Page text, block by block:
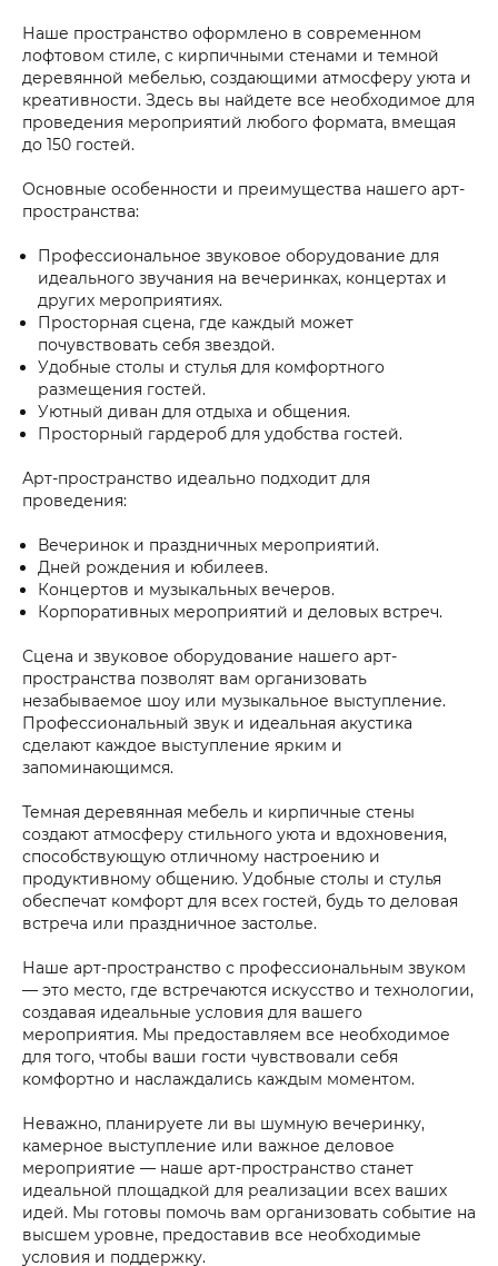
Наше пространство оформлено в современном
лофтовом стиле, с кирпичными стенами и темной
деревянной мебелью, создающими атмосферу уюта и
креативности. Здесь вы найдете все необходимое для
проведения мероприятий любого формата, вмещая
до 150 гостей.
Основные особенности и преимущества нашего арт-
пространства:
Профессиональное звуковое оборудование для
идеального звучания на вечеринках, концертах и
других мероприятиях.
Просторная сцена, где каждый может
почувствовать себя звездой.
Удобные столы и стулья для комфортного
размещения гостей.
Уютный диван для отдыха и общения.
Просторный гардероб для удобства гостей.
Арт-пространство идеально подходит для
проведения:
Вечеринок и праздничных мероприятий.
Дней рождения и юбилеев.
Концертов и музыкальных вечеров.
Корпоративных мероприятий и деловых встреч.
Сцена и звуковое оборудование нашего арт-
пространства позволят вам организовать
незабываемое шоу или музыкальное выступление.
Профессиональный звук и идеальная акустика
сделают каждое выступление ярким и
запоминающимся.
Темная деревянная мебель и кирпичные стены
создают атмосферу стильного уюта и вдохновения,
способствующую отличному настроению и
продуктивному общению. Удобные столы и стулья
обеспечат комфорт для всех гостей, будь то деловая
встреча или праздничное застолье.
Наше арт-пространство с профессиональным звуком
— это место, где встречаются искусство и технологии,
создавая идеальные условия для вашего
мероприятия. Мы предоставляем все необходимое
для того, чтобы ваши гости чувствовали себя
комфортно и наслаждались каждым моментом.
Неважно, планируете ли вы шумную вечеринку,
камерное выступление или важное деловое
мероприятие — наше арт-пространство станет
идеальной площадкой для реализации всех ваших
идей. Мы готовы помочь вам организовать событие на
высшем уровне, предоставив все необходимые
условия и поддержку.